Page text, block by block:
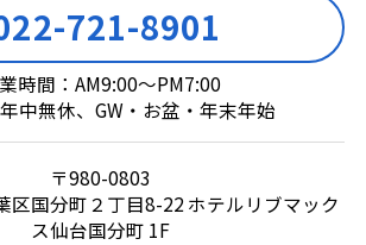
721-8901
時間：AM9:00～PM7:00
中無休、GW・お盆・年末年始
〒980-0803
区国分町２丁目8-22 ホテルリブマック
ス仙台国分町 1F